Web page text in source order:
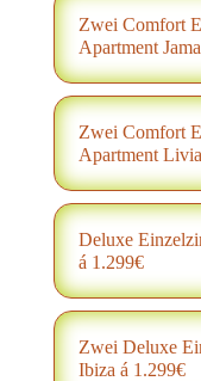
Zwei Comfort
Apartment
Zwei Comfort
Apartment
Deluxe
á 1.299€
Zwei Deluxe
Ibiza á 1.299€